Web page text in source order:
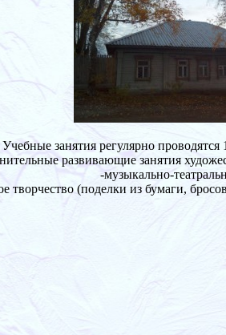
Учебные занятия регулярно проводятся
развивающие занятия
-музыкально-
творчество (поделки из бумаги,